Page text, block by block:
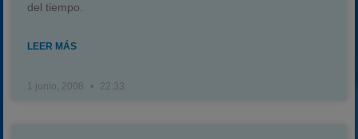
del tiempo.
LEER MÁS
1 junio, 2008 22:33